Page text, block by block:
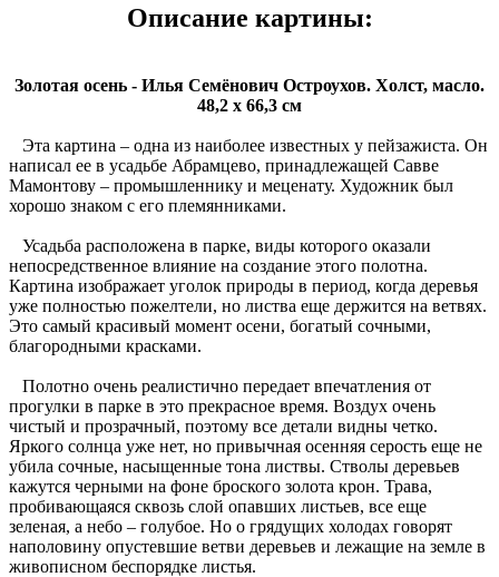
Описание картины:
Золотая осень - Илья Семёнович Остроухов. Холст, масло.
48,2 x 66,3 см
Эта картина – одна из наиболее известных у пейзажиста. Он
написал ее в усадьбе Абрамцево, принадлежащей Савве
Мамонтову – промышленнику и меценату. Художник был
хорошо знаком с его племянниками.
Усадьба расположена в парке, виды которого оказали
непосредственное влияние на создание этого полотна.
Картина изображает уголок природы в период, когда деревья
уже полностью пожелтели, но листва еще держится на ветвях.
Это самый красивый момент осени, богатый сочными,
благородными красками.
Полотно очень реалистично передает впечатления от
прогулки в парке в это прекрасное время. Воздух очень
чистый и прозрачный, поэтому все детали видны четко.
Яркого солнца уже нет, но привычная осенняя серость еще не
убила сочные, насыщенные тона листвы. Стволы деревьев
кажутся черными на фоне броского золота крон. Трава,
пробивающаяся сквозь слой опавших листьев, все еще
зеленая, а небо – голубое. Но о грядущих холодах говорят
наполовину опустевшие ветви деревьев и лежащие на земле в
живописном беспорядке листья.